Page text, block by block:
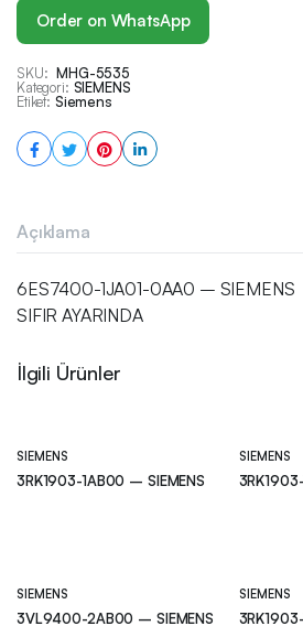
Order on WhatsApp
SKU: MHG-5535
Kategori: SIEMENS
Etiket: Siemens
Açıklama
6ES7400-1JA01-0AA0 – SIEMENS
SIFIR AYARINDA
İlgili Ürünler
SIEMENS
3RK1903-1AB00 – SIEMENS
SIEMENS
SIEMENS
3VL9400-2AB00 – SIEMENS
SIEMENS